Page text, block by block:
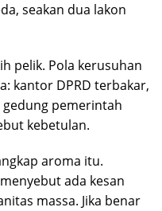
seakan dua lakon
pelik. Pola kerusuhan
kantor DPRD terbakar,
pemerintah
kebetulan.
aroma itu.
ada kesan
massa. Jika benar